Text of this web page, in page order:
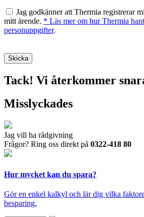
Jag godkänner att Thermia registrerar
mitt ärende. * Läs mer om hur Thermia
personuppgifter.
Tack! Vi återkommer
Misslyckades
Jag vill ha rådgivning
Frågor? Ring oss direkt på 0322-418 80
Hur mycket kan du spara?
Gör en enkel kalkyl och lär dig vilka
besparing.